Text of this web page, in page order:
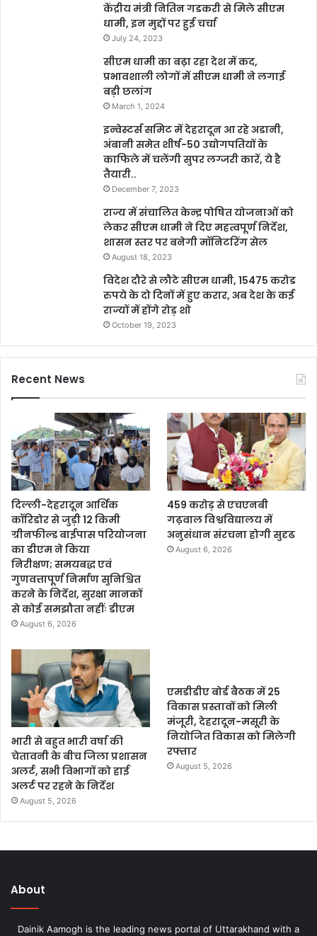
केंद्रीय मंत्री नितिन गडकरी से मिले सीएम
धामी, इन मुद्दों पर हुई चर्चा
July 24, 2023
सीएम धामी का बढ़ा रहा देश में कद,
प्रभावशाली लोगों में सीएम धामी ने लगाई
बड़ी छलांग
March 1, 2024
इन्वेस्टर्स समिट में देहरादून आ रहे अडानी,
अंबानी समेत शीर्ष-50 उद्योगपतियों के
काफिले में चलेंगी सुपर लग्जरी कारें, ये है
तैयारी..
December 7, 2023
राज्य में संचालित केन्द्र पोषित योजनाओं को
लेकर सीएम धामी ने दिए महत्वपूर्ण निर्देश,
शासन स्तर पर बनेगी मॉनिटरिंग सेल
August 18, 2023
विदेश दौरे से लौटे सीएम धामी, 15475 करोड
रुपये के दो दिनों में हुए करार, अब देश के कई
राज्यों में होंगे रोड़ शो
October 19, 2023
Recent News
दिल्ली-देहरादून आर्थिक
कॉरिडोर से जुड़ी 12 किमी
ग्रीनफील्ड बाईपास परियोजना
का डीएम ने किया
निरीक्षण; समयबद्ध एवं
गुणवत्तापूर्ण निर्माण सुनिश्चित
करने के निर्देश, सुरक्षा मानकों
से कोई समझौता नहींः डीएम
August 6, 2026
459 करोड़ से एचएनबी
गढ़वाल विश्वविद्यालय में
अनुसंधान संरचना होगी सुदृढ
August 6, 2026
भारी से बहुत भारी वर्षा की
चेतावनी के बीच जिला प्रशासन
अलर्ट, सभी विभागों को हाई
अलर्ट पर रहने के निर्देश
August 5, 2026
एमडीडीए बोर्ड बैठक में 25
विकास प्रस्तावों को मिली
मंजूरी, देहरादून-मसूरी के
नियोजित विकास को मिलेगी
रफ्तार
August 5, 2026
About
Dainik Aamogh is the leading news portal of Uttarakhand with a